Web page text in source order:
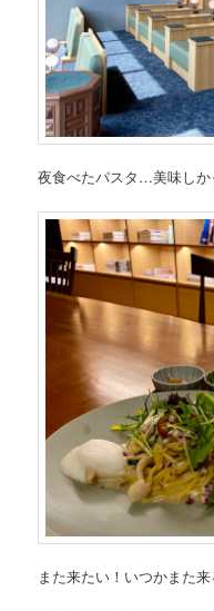
夜食べたパスタ…美味し
また来たい！いつかまた来